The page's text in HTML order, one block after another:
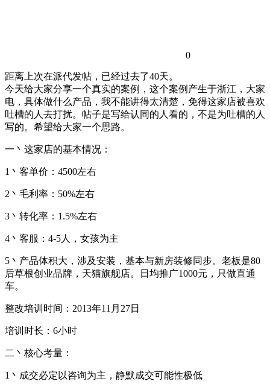
0
距离上次在派代发帖，已经过去了40天。
今天给大家分享一个真实的案例，这个案例产生于浙江，大家
电，具体做什么产品，我不能讲得太清楚，免得这家店被喜欢
吐槽的人去打扰。帖子是写给认同的人看的，不是为吐槽的人
写的。希望给大家一个思路。
一丶这家店的基本情况：
1丶客单价：4500左右
2丶毛利率：50%左右
3丶转化率：1.5%左右
4丶客服：4-5人，女孩为主
5丶产品体积大，涉及安装，基本与新房装修同步。老板是80
后草根创业品牌，天猫旗舰店。日均推广1000元，只做直通
车。
整改培训时间：2013年11月27日
培训时长：6小时
二丶核心考量：
1丶成交必定以咨询为主，静默成交可能性极低